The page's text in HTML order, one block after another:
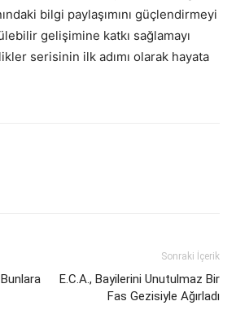
bilgi paylaşımını güçlendirmeyi
gelişimine katkı sağlamayı
serisinin ilk adımı olarak hayata
Sonraki İçerik
E.C.A., Bayilerini Unutulmaz Bir
Fas Gezisiyle Ağırladı